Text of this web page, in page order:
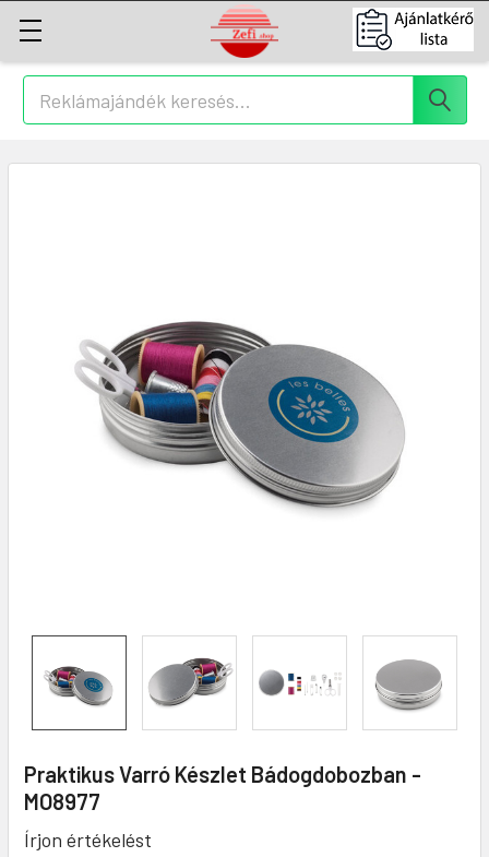
Keresés
Praktikus Varró Készlet Bádogdobozban -
MO8977
Írjon értékelést